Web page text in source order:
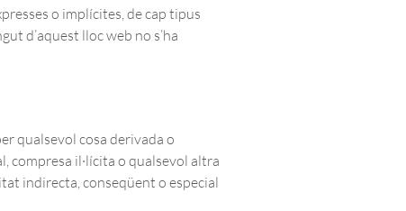
o implícites, de cap tipus
d’aquest lloc web no s’ha
qualsevol cosa derivada o
compresa il·lícita o qualsevol altra
indirecta, conseqüent o especial